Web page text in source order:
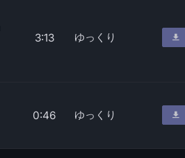
3:13 ゆっくり
0:46 ゆっくり